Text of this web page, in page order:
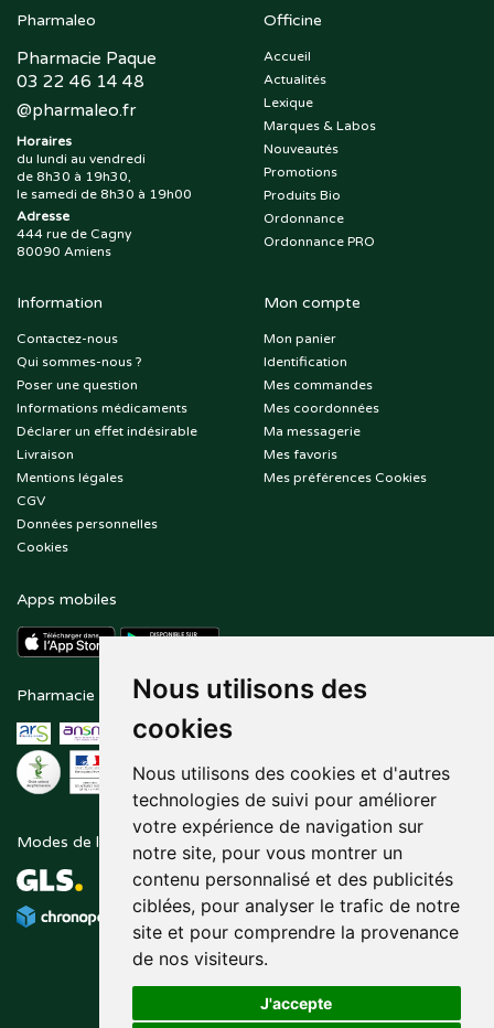
Nous utilisons des
cookies
Nous utilisons des cookies et d'autres
technologies de suivi pour améliorer
votre expérience de navigation sur
notre site, pour vous montrer un
contenu personnalisé et des publicités
ciblées, pour analyser le trafic de notre
site et pour comprendre la provenance
de nos visiteurs.
J'accepte
Pharmaleo
Pharmacie Paque
03 22 46 14 48
@pharmaleo.fr
Horaires
du lundi au vendredi
de 8h30 à 19h30,
le samedi de 8h30 à 19h00
Adresse
444 rue de Cagny
80090 Amiens
Officine
Accueil
Actualités
Lexique
Marques & Labos
Nouveautés
Promotions
Produits Bio
Ordonnance
Ordonnance PRO
Information
Contactez-nous
Qui sommes-nous ?
Poser une question
Informations médicaments
Déclarer un effet indésirable
Livraison
Mentions légales
CGV
Données personnelles
Cookies
Mon compte
Mon panier
Identification
Mes commandes
Mes coordonnées
Ma messagerie
Mes favoris
Mes préférences Cookies
Apps mobiles
Pharmacie en ligne agréée Paiement sécurisé
Modes de livraison Suivez-nous sur